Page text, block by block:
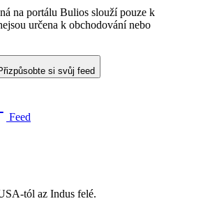
na portálu Bulios slouží pouze k
určena k obchodování nebo
si svůj feed
Feed
tól az Indus felé.